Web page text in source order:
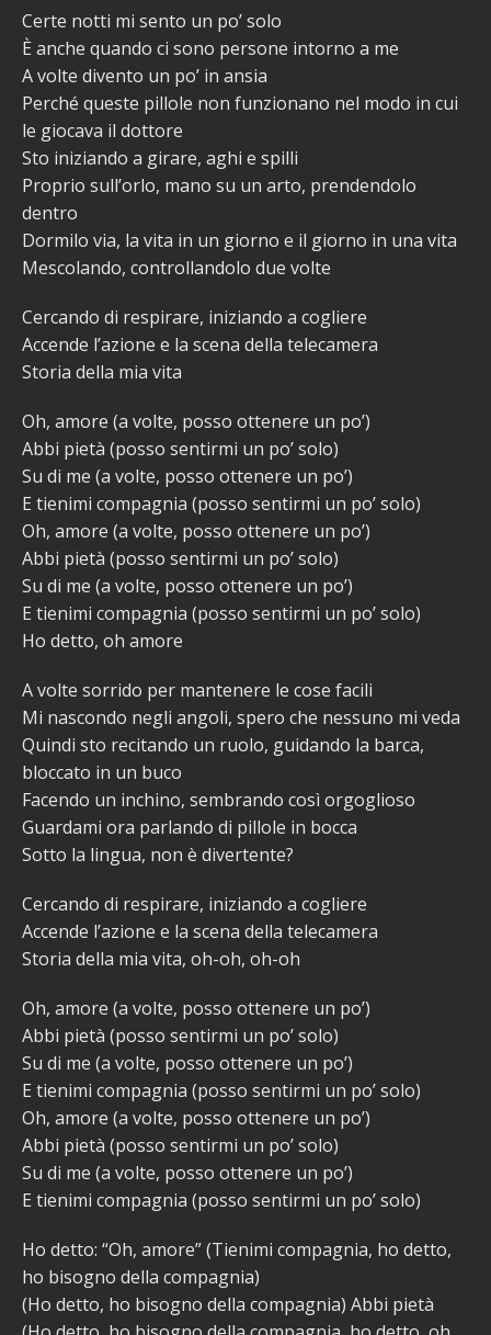
Certe notti mi sento un po’ solo
È anche quando ci sono persone intorno a me
A volte divento un po’ in ansia
Perché queste pillole non funzionano nel modo in cui
le giocava il dottore
Sto iniziando a girare, aghi e spilli
Proprio sull’orlo, mano su un arto, prendendolo
dentro
Dormilo via, la vita in un giorno e il giorno in una vita
Mescolando, controllandolo due volte
Cercando di respirare, iniziando a cogliere
Accende l’azione e la scena della telecamera
Storia della mia vita
Oh, amore (a volte, posso ottenere un po’)
Abbi pietà (posso sentirmi un po’ solo)
Su di me (a volte, posso ottenere un po’)
E tienimi compagnia (posso sentirmi un po’ solo)
Oh, amore (a volte, posso ottenere un po’)
Abbi pietà (posso sentirmi un po’ solo)
Su di me (a volte, posso ottenere un po’)
E tienimi compagnia (posso sentirmi un po’ solo)
Ho detto, oh amore
A volte sorrido per mantenere le cose facili
Mi nascondo negli angoli, spero che nessuno mi veda
Quindi sto recitando un ruolo, guidando la barca,
bloccato in un buco
Facendo un inchino, sembrando così orgoglioso
Guardami ora parlando di pillole in bocca
Sotto la lingua, non è divertente?
Cercando di respirare, iniziando a cogliere
Accende l’azione e la scena della telecamera
Storia della mia vita, oh-oh, oh-oh
Oh, amore (a volte, posso ottenere un po’)
Abbi pietà (posso sentirmi un po’ solo)
Su di me (a volte, posso ottenere un po’)
E tienimi compagnia (posso sentirmi un po’ solo)
Oh, amore (a volte, posso ottenere un po’)
Abbi pietà (posso sentirmi un po’ solo)
Su di me (a volte, posso ottenere un po’)
E tienimi compagnia (posso sentirmi un po’ solo)
Ho detto: “Oh, amore” (Tienimi compagnia, ho detto,
ho bisogno della compagnia)
(Ho detto, ho bisogno della compagnia) Abbi pietà